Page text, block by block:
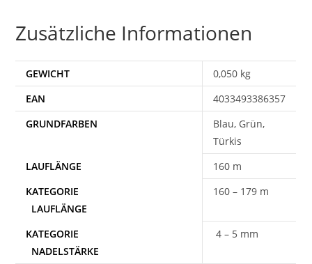
Zusätzliche Informationen
GEWICHT
0,050 kg
EAN
4033493386357
Blau, Grün,
Türkis
160 m
160 – 179 m
4 – 5 mm